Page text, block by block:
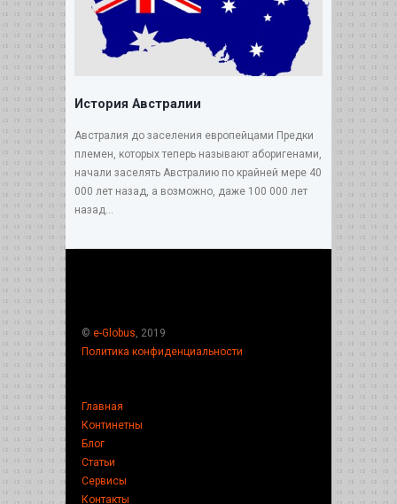
История Австралии
Австралия до заселения европейцами Предки
племен, которых теперь называют аборигенами,
начали заселять Австралию по крайней мере 40
000 лет назад, а возможно, даже 100 000 лет
назад...
© e-Globus , 2019
Политика конфиденциальности
Главная
Континетны
Блог
Статьи
Сервисы
Контакты